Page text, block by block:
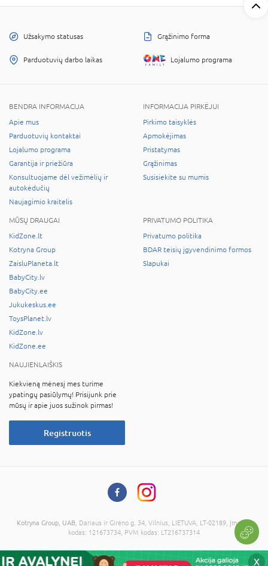
X
Užsakymo statusas Grąžinimo forma
Parduotuvių darbo laikas Lojalumo programa
BENDRA INFORMACIJA
Apie mus
Parduotuvių kontaktai
Lojalumo programa
Garantija ir priežiūra
Konsultuojame dėl vežimėlių ir
autokėdučių
Naujagimio kraitelis
INFORMACIJA PIRKĖJUI
Pirkimo taisyklės
Apmokėjimas
Pristatymas
Grąžinimas
Susisiekite su mumis
MŪSŲ DRAUGAI
KidZone.lt
Kotryna Group
ZaisluPlaneta.lt
BabyCity.lv
BabyCity.ee
Jukukeskus.ee
ToysPlanet.lv
KidZone.lv
KidZone.ee
PRIVATUMO POLITIKA
Privatumo politika
BDAR teisių įgyvendinimo formos
Slapukai
NAUJIENLAIŠKIS
Kiekvieną mėnesį mes turime
ypatingų pasiūlymų! Prisijunk prie
mūsų ir apie juos sužinok pirmas!
Registruotis
Kotryna Group, UAB , Dariaus ir Girėno g. 34, Vilnius, LIETUVA, LT-02189, Įmonės
kodas: 121673734, PVM kodas: LT216737314
© 2026 Visos teisės saugomos. Kopijuoti informaciją be administracijos sutikimo
draudžiama